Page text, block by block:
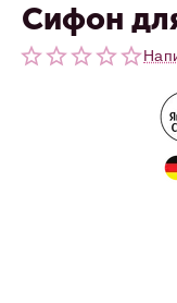
Сифон